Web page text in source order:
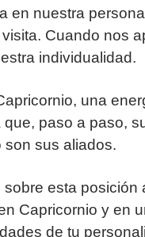
en nuestra
Cuando nos
individualidad.
una
paso a paso,
son sus aliados.
esta posición
Capricornio y en
de tu